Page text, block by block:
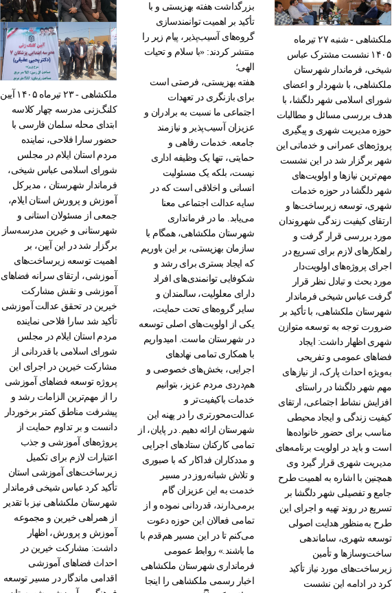
ملکشاهی - شنبه ۲۷ تیرماه
۱۴۰۵ نشست مشترک عباس
شیخی، فرماندار شهرستان
ملکشاهی، با شهردار و اعضای
شورای اسلامی شهر دلگشا، با
هدف بررسی مسائل و مطالبات
حوزه مدیریت شهری و پیگیری
پروژه‌های عمرانی و خدماتی این
شهر برگزار شد در این نشست
مهم‌ترین نیازها و اولویت‌های
شهر دلگشا در حوزه خدمات
شهری، توسعه زیرساخت‌ها و
ارتقای کیفیت زندگی شهروندان
مورد بررسی قرار گرفت و
راهکارهای لازم برای تسریع در
اجرای پروژه‌های اولویت‌دار
مورد بحث و تبادل نظر قرار
گرفت عباس شیخی فرماندار
شهرستان ملکشاهی، با تأکید بر
ضرورت توجه به توسعه متوازن
شهری اظهار داشت: ایجاد
فضاهای عمومی و تفریحی
به‌ویژه احداث پارک، از نیازهای
مهم شهر دلگشا در راستای
افزایش نشاط اجتماعی، ارتقای
کیفیت زندگی و ایجاد محیطی
مناسب برای حضور خانواده‌ها
است و باید در اولویت برنامه‌های
مدیریت شهری قرار گیرد وی
همچنین با اشاره به اهمیت طرح
جامع و تفصیلی شهر دلگشا بر
تسریع در روند تهیه و اجرای این
طرح به‌منظور هدایت اصولی
توسعه شهری، ساماندهی
ساخت‌وسازها و تأمین
زیرساخت‌های مورد نیاز تأکید
کرد در ادامه این نشست
بزرگداشت هفته بهزیستی و با
تأکید بر اهمیت توانمندسازی
گروه‌های آسیب‌پذیر، پیام زیر را
منتشر کردند: «با سلام و تحیات
الهی؛
هفته بهزیستی، فرصتی است
برای بازنگری در تعهدات
اجتماعی ما نسبت به برادران و
عزیزان آسیب‌پذیر و نیازمند
جامعه. خدمات رفاهی و
حمایتی، تنها یک وظیفه اداری
نیست، بلکه یک مسئولیت
انسانی و اخلاقی است که در
سایه عدالت اجتماعی معنا
می‌یابد. ما در فرمانداری
شهرستان ملکشاهی، همگام با
سازمان بهزیستی، بر این باوریم
که ایجاد بستری برای رشد و
شکوفایی توانمندی‌های افراد
دارای معلولیت، سالمندان و
سایر گروه‌های تحت حمایت،
یکی از اولویت‌های اصلی توسعه
در شهرستان ماست. امیدواریم
با همکاری تمامی نهادهای
اجرایی، بخش‌های خصوصی و
هم‌دردی مردم عزیز، بتوانیم
خدمات باکیفیت‌تر و
عدالت‌محورتری را در پهنه این
شهرستان ارائه دهیم. در پایان، از
تمامی کارکنان ستادهای اجرایی
و مددکاران فداکار که با صبوری
و تلاش شبانه‌روز در مسیر
خدمت به این عزیزان گام
برمی‌دارند، قدردانی نموده و از
تمامی فعالان این حوزه دعوت
می‌کنم تا در این مسیر هم‌قدم با
ما باشند.» روابط عمومی
فرمانداری شهرستان ملکشاهی
اخبار رسمی ملکشاهی را اینجا
ملکشاهی - ۲۳ تیرماه ۱۴۰۵ آیین
کلنگ‌زنی مدرسه چهار کلاسه
ابتدای محله سلمان فارسی با
حضور سارا فلاحی، نماینده
مردم استان ایلام در مجلس
شورای اسلامی عباس شیخی،
فرماندار شهرستان ، مدیرکل
آموزش و پرورش استان ایلام،
جمعی از مسئولان استانی و
شهرستانی و خیرین مدرسه‌ساز
برگزار شد در این آیین، بر
اهمیت توسعه زیرساخت‌های
آموزشی، ارتقای سرانه فضاهای
آموزشی و نقش مشارکت
خیرین در تحقق عدالت آموزشی
تأکید شد سارا فلاحی نماینده
مردم استان ایلام در مجلس
شورای اسلامی با قدردانی از
مشارکت خیرین در اجرای این
پروژه توسعه فضاهای آموزشی
را از مهم‌ترین الزامات رشد و
پیشرفت مناطق کمتر برخوردار
دانست و بر تداوم حمایت از
پروژه‌های آموزشی و جذب
اعتبارات لازم برای تکمیل
زیرساخت‌های آموزشی استان
تأکید کرد عباس شیخی فرماندار
شهرستان ملکشاهی نیز با تقدیر
از همراهی خیرین و مجموعه
آموزش و پرورش، اظهار
داشت: مشارکت خیرین در
احداث فضاهای آموزشی
اقدامی ماندگار در مسیر توسعه